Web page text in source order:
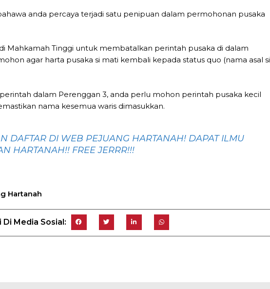
anda percaya terjadi satu penipuan dalam permohonan pusaka
Mahkamah Tinggi untuk membatalkan perintah pusaka di dalam
agar harta pusaka si mati kembali kepada status quo (nama asal si
dalam Perenggan 3, anda perlu mohon perintah pusaka kecil
nama kesemua waris dimasukkan.
DAFTAR DI WEB PEJUANG HARTANAH! DAPAT ILMU
HARTANAH!! FREE JERRR!!!
Hartanah
Media Sosial: